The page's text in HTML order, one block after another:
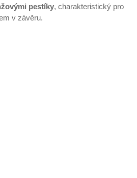
pestíky, charakteristický pro
v závěru.